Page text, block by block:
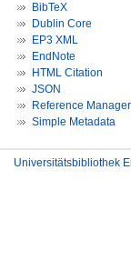
BibTeX
Dublin Core
EP3 XML
EndNote
HTML Citation
JSON
Reference Manager
Simple Metadata
Universitätsbibliothek